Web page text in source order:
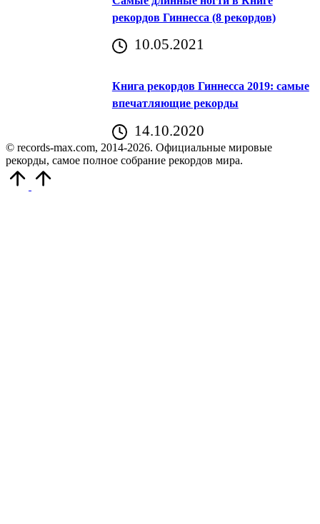
рекордов Гиннесса (8 рекордов)
10.05.2021
Книга рекордов Гиннесса 2019: самые
впечатляющие рекорды
14.10.2020
© records-max.com, 2014-2026. Официальные мировые
рекорды, самое полное собрание рекордов мира.